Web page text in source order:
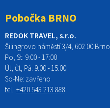
Pobočka BRNO
REDOK TRAVEL, s.r.o.
Šilingrovo náměstí 3/4, 602 00 Brno
Po, St: 9:00 - 17:00
Út, Čt, Pá: 9:00 - 15:00
So-Ne: zavřeno
tel.: +420 543 213 888